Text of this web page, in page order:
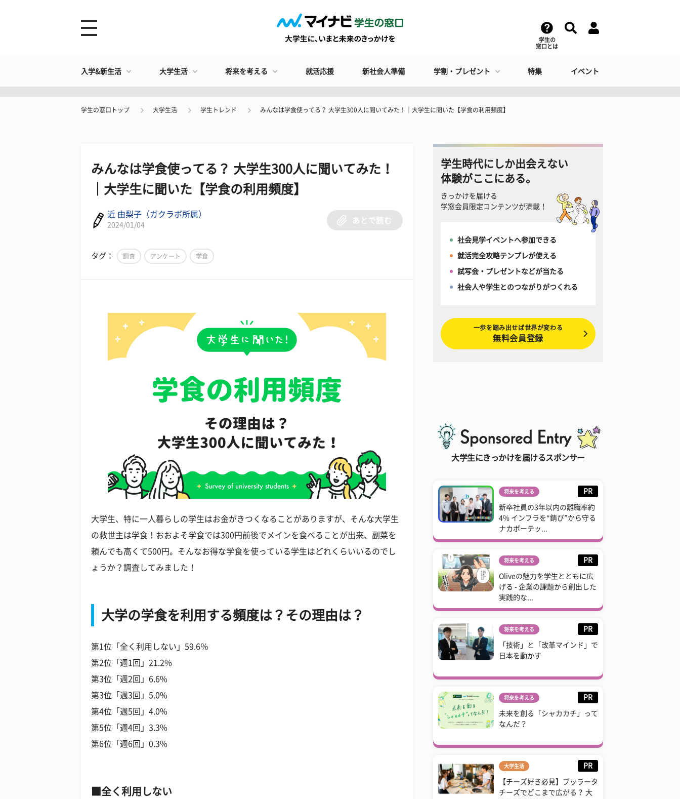
学生の
窓口とは
入学&新生活 大学生活 将来を考える 就活応援 新社会人準備 学割・プレゼント 特集 イベント
学生の窓口トップ 大学生活 学生トレンド みんなは学食使ってる？ 大学生300人に聞いてみた！｜大学生に聞いた【学食の利用頻度】
みんなは学食使ってる？ 大学生300人に聞いてみた！
｜大学生に聞いた【学食の利用頻度】
近 由梨子（ガクラボ所属）
2024/01/04
あとで読む
タグ： 調査 アンケート 学食
大学生、特に一人暮らしの学生はお金がきつくなることがありますが、そんな大学生
の救世主は学食！おおよそ学食では300円前後でメインを食べることが出来、副菜を
頼んでも高くて500円。そんなお得な学食を使っている学生はどれくらいいるのでし
ょうか？調査してみました！
大学の学食を利用する頻度は？その理由は？
第1位「全く利用しない」59.6％
第2位「週1回」21.2%
第3位「週2回」6.6%
第3位「週3回」5.0%
第4位「週5回」4.0%
第5位「週4回」3.3%
第6位「週6回」0.3%
全く利用しない
学生時代にしか出会えない
体験がここにある。
きっかけを届ける
学窓会員限定コンテンツが満載！
社会見学イベントへ参加できる
就活完全攻略テンプレが使える
試写会・プレゼントなどが当たる
社会人や学生とのつながりがつくれる
一歩を踏み出せば世界が変わる
無料会員登録
大学生にきっかけを届けるスポンサー
将来を考える PR
新卒社員の3年以内の離職率約
4% インフラを“錆び”から守る
ナカボーテッ...
将来を考える PR
Oliveの魅力を学生とともに広
げる - 企業の課題から創出した
実践的な...
将来を考える PR
「技術」と「改革マインド」で
日本を動かす
将来を考える PR
未来を創る「シャカカチ」って
なんだ？
大学生活 PR
【チーズ好き必見】ブッラータ
チーズでどこまで広がる？ 大